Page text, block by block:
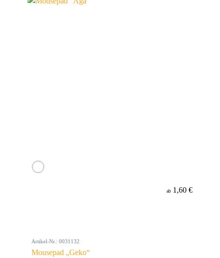
ab 1,60 €
Artikel-Nr.: 0031132
Mousepad „Geko“